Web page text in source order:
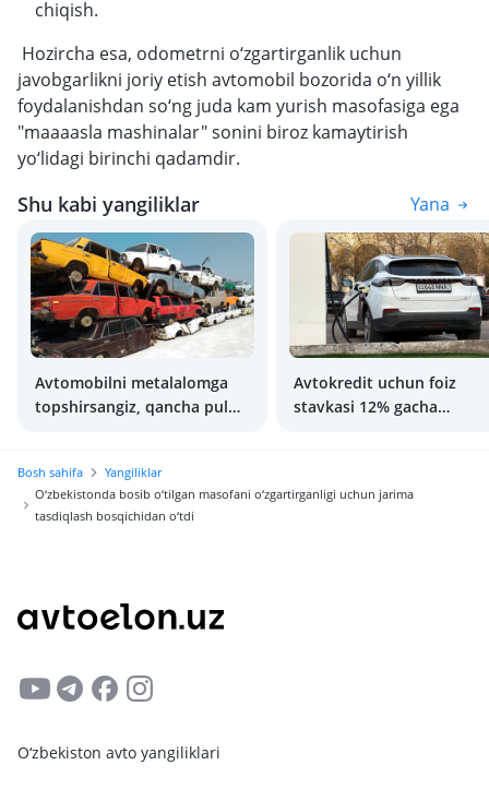
chiqish.
Hozircha esa, odometrni o‘zgartirganlik uchun
javobgarlikni joriy etish avtomobil bozorida o‘n yillik
foydalanishdan so‘ng juda kam yurish masofasiga ega
"maaaasla mashinalar" sonini biroz kamaytirish
yo‘lidagi birinchi qadamdir.
Shu kabi yangiliklar Yana
Avtomobilni metalalomga
topshirsangiz, qancha pul
Avtokredit uchun foiz
stavkasi 12% gacha
Bosh sahifa
Yangiliklar
O‘zbekistonda bosib o‘tilgan masofani o‘zgartirganligi uchun jarima
tasdiqlash bosqichidan o‘tdi
O‘zbekiston avto yangiliklari